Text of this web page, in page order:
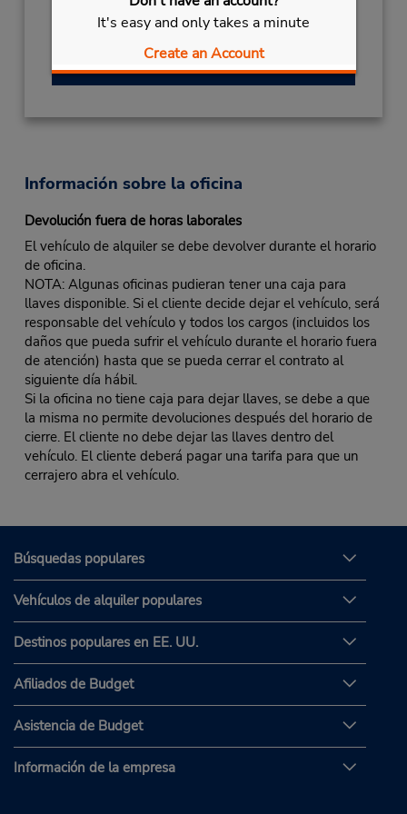
It's easy and only takes a minute
Create an Account
Ubicación para depositar llaves
Obtener direcciones
Información sobre la oficina
Devolución fuera de horas laborales
El vehículo de alquiler se debe devolver durante el horario
de oficina.
NOTA: Algunas oficinas pudieran tener una caja para
llaves disponible. Si el cliente decide dejar el vehículo, será
responsable del vehículo y todos los cargos (incluidos los
daños que pueda sufrir el vehículo durante el horario fuera
de atención) hasta que se pueda cerrar el contrato al
siguiente día hábil.
Si la oficina no tiene caja para dejar llaves, se debe a que
la misma no permite devoluciones después del horario de
cierre. El cliente no debe dejar las llaves dentro del
vehículo. El cliente deberá pagar una tarifa para que un
cerrajero abra el vehículo.
Búsquedas populares
Vehículos de alquiler populares
Destinos populares en EE. UU.
Afiliados de Budget
Asistencia de Budget
Información de la empresa